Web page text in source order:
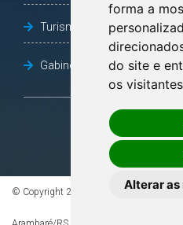
forma a
do site e
os
Alterar
Turismo, Desporto e Cultura
Gabinete Vice-Prefeito
© Copyright 2026 - Todos os direitos